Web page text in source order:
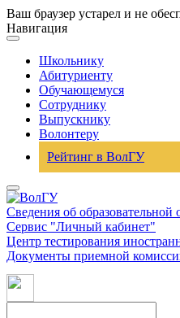
Ваш браузер устарел и не
Навигация
Школьнику
Абитуриенту
Обучающемуся
Сотруднику
Выпускнику
Волонтеру
Рейтинг в ВолГУ
Сведения об образовательной
Сервис "Личный кабинет"
Центр тестирования
Документы приемной